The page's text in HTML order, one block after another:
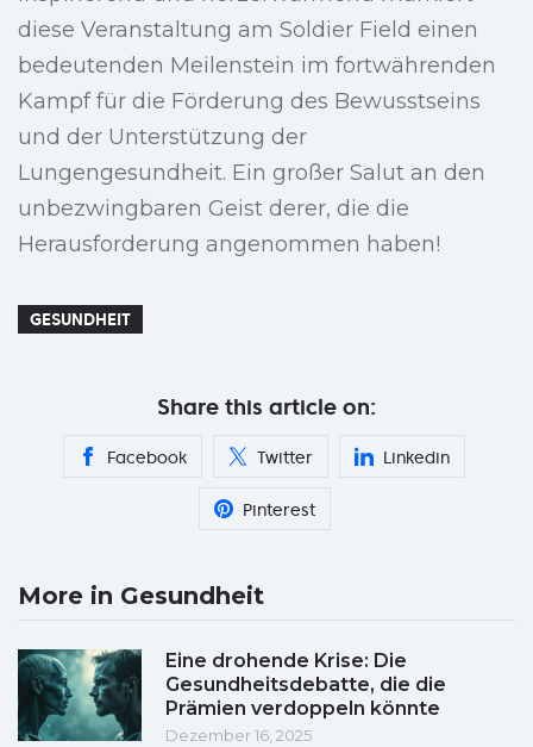
diese Veranstaltung am Soldier Field einen
bedeutenden Meilenstein im fortwährenden
Kampf für die Förderung des Bewusstseins
und der Unterstützung der
Lungengesundheit. Ein großer Salut an den
unbezwingbaren Geist derer, die die
Herausforderung angenommen haben!
GESUNDHEIT
Share this article on:
Facebook Twitter Linkedin
Pinterest
More in Gesundheit
Eine drohende Krise: Die
Gesundheitsdebatte, die die
Prämien verdoppeln könnte
Dezember 16, 2025